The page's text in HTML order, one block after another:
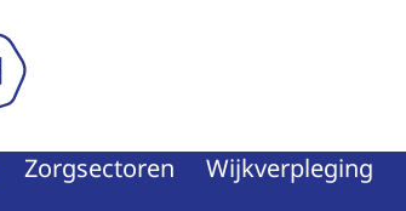
Zorgsectoren Wijkverpleging